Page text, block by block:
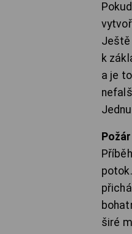
Ještě
k
a je
Požár
širé